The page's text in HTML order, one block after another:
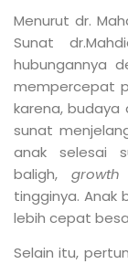
Menurut dr.
Sunat
hubungannya
mempercepat
karena, budaya
sunat
anak selesai
baligh, growth
tingginya. Anak
lebih cepat
Selain itu,